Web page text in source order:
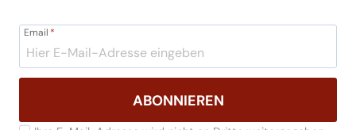
Email *
ABONNIEREN